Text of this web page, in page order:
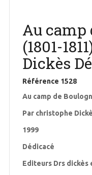
Au camp
(1801-
Dickès
Référence 1528
Au camp de
Par christophe
1999
Dédicacé
Editeurs Drs